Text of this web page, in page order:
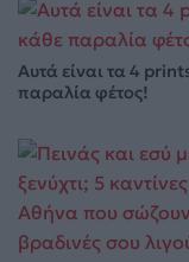
Αυτά είναι τα 4
παραλία φέτος!